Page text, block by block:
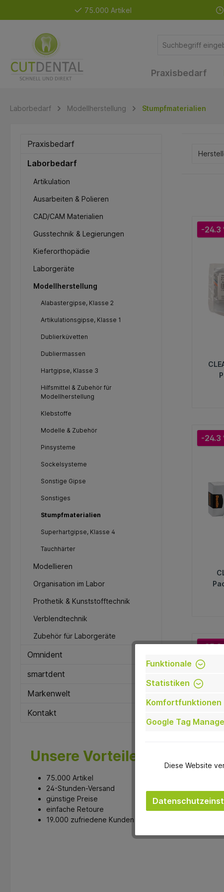
75.000 Artikel
Praxisbedarf
Laborbedarf Modellherstellung Stumpfmaterialien
Praxisbedarf
Laborbedarf
Artikulation
Ausarbeiten & Polieren
CAD/CAM Materialien
Gusstechnik & Legierungen
Kieferorthopädie
Laborgeräte
Modellherstellung
Alabastergipse, Klasse 2
Artikulationsgipse, Klasse 1
Dublierküvetten
Dubliermassen
Hartgipse, Klasse 3
Hilfsmittel & Zubehör für
Modellherstellung
Klebstoffe
Modelle & Zubehör
Pinsysteme
Sockelsysteme
Sonstige Gipse
Sonstiges
Stumpfmaterialien
Superhartgipse, Klasse 4
Tauchhärter
Modellieren
Organisation im Labor
Prothetik & Kunststofftechnik
Verblendtechnik
Zubehör für Laborgeräte
Omnident
smartdent
Markenwelt
Kontakt
Unsere Vorteile
75.000 Artikel
24-Stunden-Versand
günstige Preise
einfache Retoure
19.000 zufriedene Kunden
-24.3
-24.3
-35.8
Funktionale
Statistiken
Komfortfunktionen
Google Tag
Diese Website